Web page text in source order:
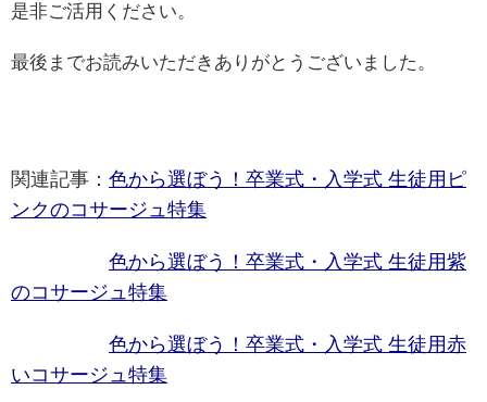
是非ご活用ください。
最後までお読みいただきありがとうございました。
関連記事： 色から選ぼう！卒業式・入学式 生徒用ピ
ンクのコサージュ特集
色から選ぼう！卒業式・入学式 生徒用紫
のコサージュ特集
色から選ぼう！卒業式・入学式 生徒用赤
いコサージュ特集